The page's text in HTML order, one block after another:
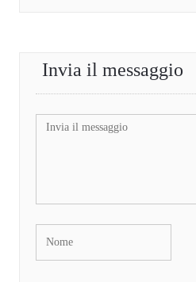
Invia il messaggio